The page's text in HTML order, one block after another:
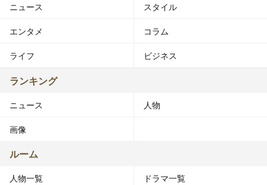
ニュース スタイル
エンタメ コラム
ライフ ビジネス
ランキング
ニュース 人物
画像
ルーム
人物一覧 ドラマ一覧